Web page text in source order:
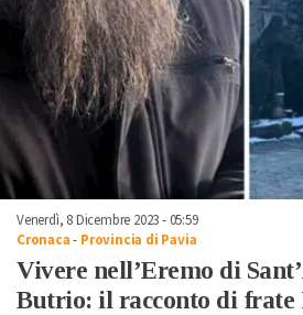
Venerdì, 8 Dicembre 2023 - 05:59
Cronaca- Provincia di Pavia
Vivere nell’Eremo di
Butrio: il racconto di frate